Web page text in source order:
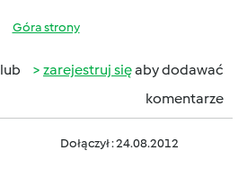
Góra strony
lub zarejestruj sięaby dodawać
komentarze
Dołączył : 24.08.2012